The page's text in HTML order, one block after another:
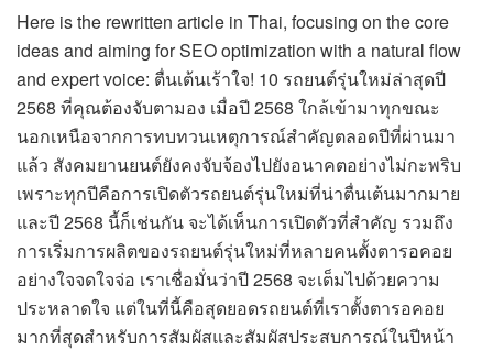
Here is the rewritten article in Thai, focusing on the core
ideas and aiming for SEO optimization with a natural flow
and expert voice: ตื่นเต้นเร้าใจ! 10 รถยนต์รุ่นใหม่ล่าสุดปี
2568 ที่คุณต้องจับตามอง เมื่อปี 2568 ใกล้เข้ามาทุกขณะ
นอกเหนือจากการทบทวนเหตุการณ์สำคัญตลอดปีที่ผ่านมา
แล้ว สังคมยานยนต์ยังคงจับจ้องไปยังอนาคตอย่างไม่กะพริบ
เพราะทุกปีคือการเปิดตัวรถยนต์รุ่นใหม่ที่น่าตื่นเต้นมากมาย
และปี 2568 นี้ก็เช่นกัน จะได้เห็นการเปิดตัวที่สำคัญ รวมถึง
การเริ่มการผลิตของรถยนต์รุ่นใหม่ที่หลายคนตั้งตารอคอย
อย่างใจจดใจจ่อ เราเชื่อมั่นว่าปี 2568 จะเต็มไปด้วยความ
ประหลาดใจ แต่ในที่นี้คือสุดยอดรถยนต์ที่เราตั้งตารอคอย
มากที่สุดสำหรับการสัมผัสและสัมผัสประสบการณ์ในปีหน้า